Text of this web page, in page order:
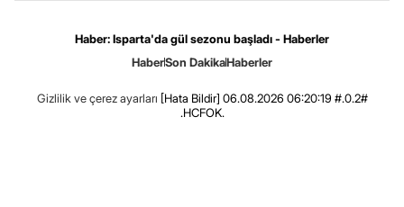
Haber: Isparta'da gül sezonu başladı - Haberler
HaberSon DakikaHaberler
Gizlilik ve çerez ayarları [Hata Bildir] 06.08.2026 06:20:19 #.0.2#
.HCFOK.